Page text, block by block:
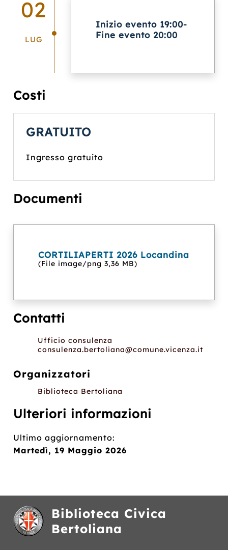
02
LUG
Inizio evento 19:00-
Fine evento 20:00
Costi
GRATUITO
Ingresso gratuito
Documenti
CORTILIAPERTI 2026 Locandina
(File image/png 3,36 MB)
Contatti
Ufficio consulenza
consulenza.bertoliana@comune.vicenza.it
Organizzatori
Biblioteca Bertoliana
Ulteriori informazioni
Ultimo aggiornamento:
Martedì, 19 Maggio 2026
Biblioteca Civica
Bertoliana